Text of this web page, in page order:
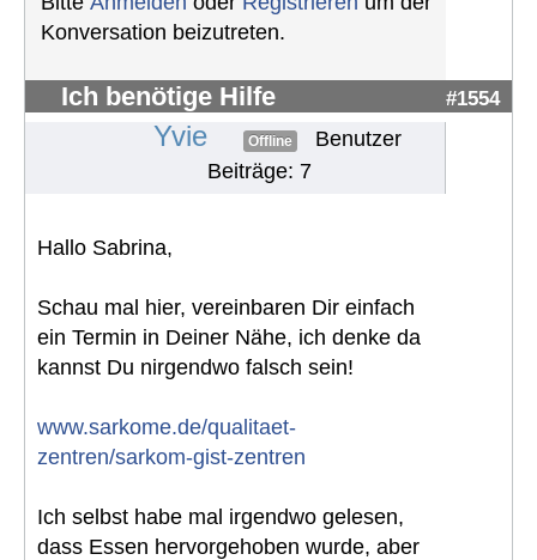
Konversation beizutreten.
Ich benötige Hilfe #1554
Yvie Offline
Benutzer
Beiträge: 7
Hallo Sabrina,
Schau mal hier, vereinbaren Dir einfach
ein Termin in Deiner Nähe, ich denke da
kannst Du nirgendwo falsch sein!
www.sarkome.de/qualitaet-
zentren/sarkom-gist-zentren
Ich selbst habe mal irgendwo gelesen,
dass Essen hervorgehoben wurde, aber